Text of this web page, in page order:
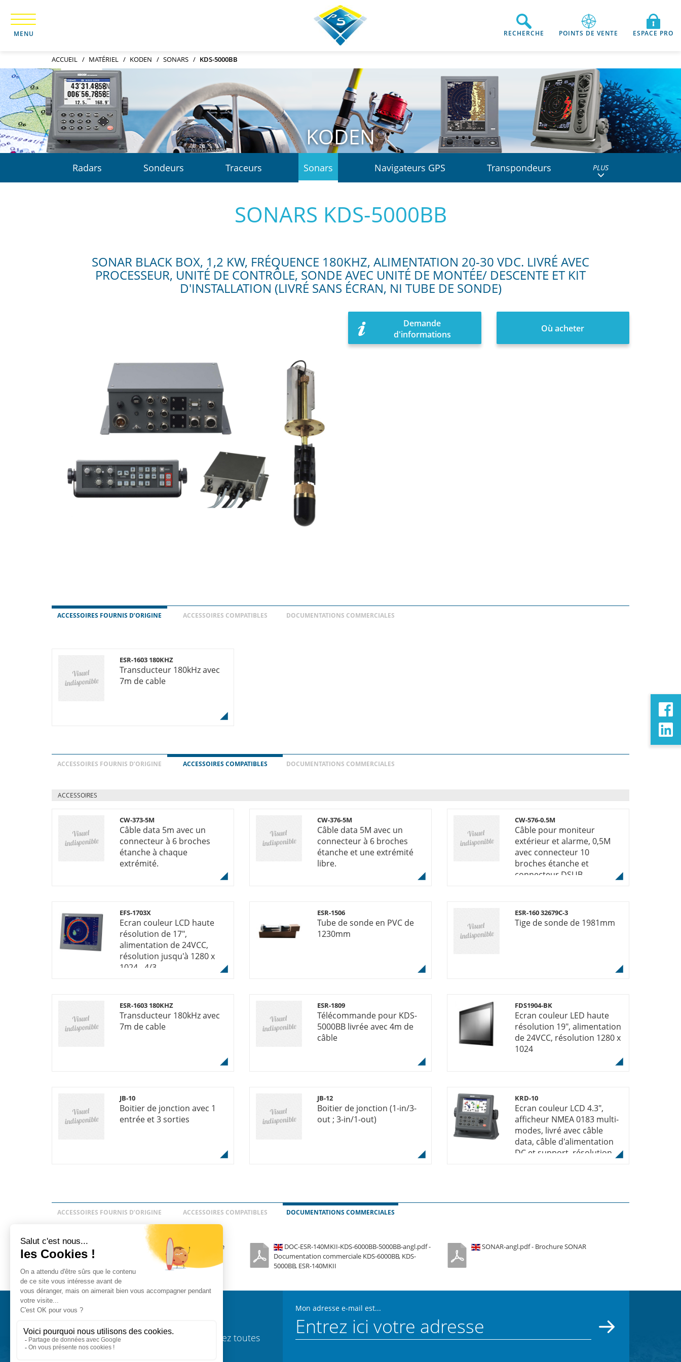
MENU RECHERCHE POINTS DE VENTE ESPACE PRO
ACCUEIL MATÉRIEL KODEN SONARS KDS-5000BB
KODEN
Radars Sondeurs Traceurs Sonars Navigateurs GPS Transpondeurs PLUS
SONARS KDS-5000BB
SONAR BLACK BOX, 1,2 KW, FRÉQUENCE 180KHZ, ALIMENTATION 20-30 VDC. LIVRÉ AVEC
PROCESSEUR, UNITÉ DE CONTRÔLE, SONDE AVEC UNITÉ DE MONTÉE/ DESCENTE ET KIT
D'INSTALLATION (LIVRÉ SANS ÉCRAN, NI TUBE DE SONDE)
Demande
d'informations
Où acheter
ACCESSOIRES FOURNIS D’ORIGINE ACCESSOIRES COMPATIBLES DOCUMENTATIONS COMMERCIALES
ESR-1603 180KHZ
Transducteur 180kHz avec
7m de cable
ACCESSOIRES FOURNIS D’ORIGINE ACCESSOIRES COMPATIBLES DOCUMENTATIONS COMMERCIALES
ACCESSOIRES
CW-373-5M
Câble data 5m avec un
connecteur à 6 broches
étanche à chaque
extrémité.
CW-376-5M
Câble data 5M avec un
connecteur à 6 broches
étanche et une extrémité
libre.
CW-576-0.5M
Câble pour moniteur
extérieur et alarme, 0,5M
avec connecteur 10
broches étanche et
connecteur DSUB.
EFS-1703X
Ecran couleur LCD haute
résolution de 17",
alimentation de 24VCC,
résolution jusqu'à 1280 x
1024 - 4/3.
ESR-1506
Tube de sonde en PVC de
1230mm
ESR-160 32679C-3
Tige de sonde de 1981mm
ESR-1603 180KHZ
Transducteur 180kHz avec
7m de cable
ESR-1809
Télécommande pour KDS-
5000BB livrée avec 4m de
câble
FDS1904-BK
Ecran couleur LED haute
résolution 19", alimentation
de 24VCC, résolution 1280 x
1024
JB-10
Boitier de jonction avec 1
entrée et 3 sorties
JB-12
Boitier de jonction (1-in/3-
out ; 3-in/1-out)
KRD-10
Ecran couleur LCD 4.3",
afficheur NMEA 0183 multi-
modes, livré avec câble
data, câble d'alimentation
DC et support, résolution
ACCESSOIRES FOURNIS D’ORIGINE ACCESSOIRES COMPATIBLES DOCUMENTATIONS COMMERCIALES
Koden_general_brochure-angl.pdf - Catalogue
KODEN
DOC-ESR-140MKII-KDS-6000BB-5000BB-angl.pdf -
Documentation commerciale KDS-6000BB, KDS-
5000BB, ESR-140MKII
SONAR-angl.pdf - Brochure SONAR
Restez informé !
Abonnez-vous à la newsletter et recevez toutes
les actualités de PST
Mon adresse e-mail est...